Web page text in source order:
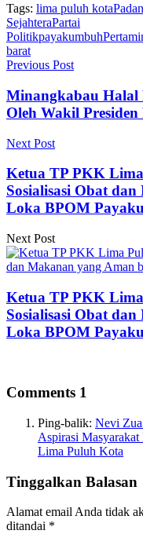
Tags: lima puluh kota
SejahteraPartai
Politikpayakumbuh
barat
Previous Post
Minangkabau Halal
Oleh Wakil
Next Post
Ketua TP PKK
Sosialisasi Obat
Loka BPOM
Next Post
Ketua TP PKK
Sosialisasi Obat
Loka BPOM
Comments 1
Ping-balik: Nevi
Aspirasi
Lima Puluh Kota
Tinggalkan Balasan
Alamat email Anda tidak
ditandai *